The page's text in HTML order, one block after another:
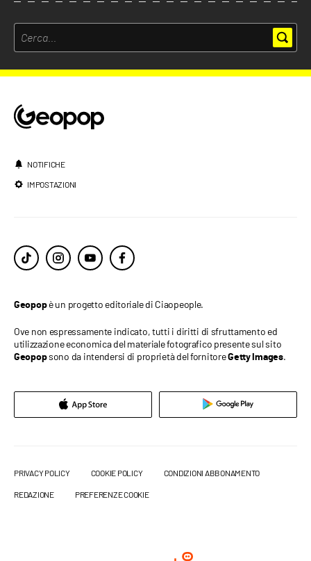
NOTIFICHE
IMPOSTAZIONI
Geopopè un progetto editoriale di Ciaopeople.
Ove non espressamente indicato, tutti i diritti di sfruttamento ed
utilizzazione economica del materiale fotografico presente sul sito
Geopopsono da intendersi di proprietà del fornitoreGetty Images.
PRIVACY POLICY COOKIE POLICY CONDIZIONI ABBONAMENTO
REDAZIONE PREFERENZE COOKIE